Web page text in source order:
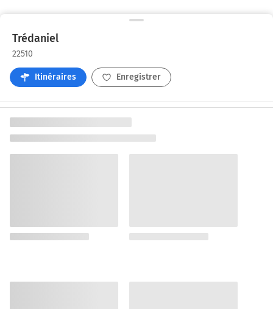
Trédaniel
22510
Itinéraires Enregistrer